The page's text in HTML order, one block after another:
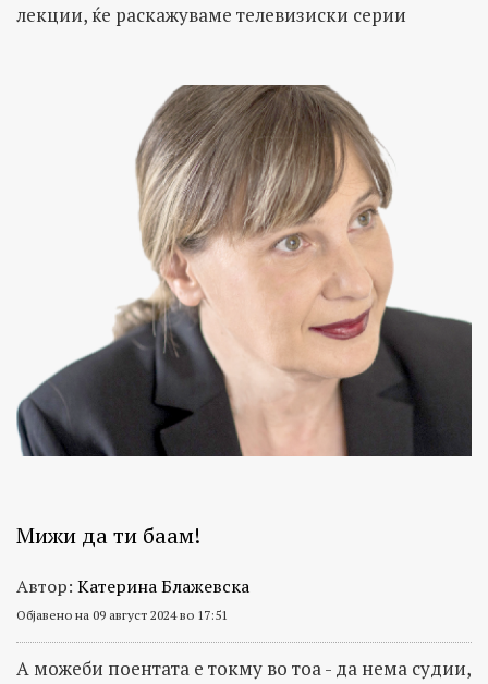
лекции, ќе раскажуваме телевизиски серии
Мижи да ти баам!
Автор: Катерина Блажевска
Објавено на 09 август 2024 во 17:51
А можеби поентата е токму во тоа - да нема судии,